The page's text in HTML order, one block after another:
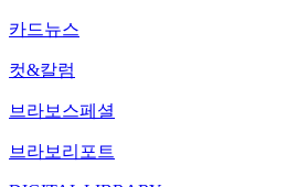
카드뉴스
컷&칼럼
브라보스페셜
브라보리포트